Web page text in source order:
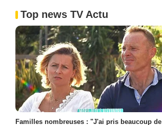
Top news TV Actu
Familles nombreuses : "J'ai pris beaucoup de